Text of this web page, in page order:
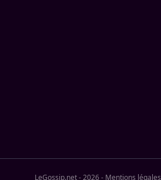
LeGossip.net - 2026- Mentions légales